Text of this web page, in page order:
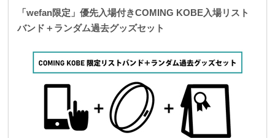
「wefan限定」優先入場付きCOMING KOBE入場リスト
バンド＋ランダム過去グッズセット